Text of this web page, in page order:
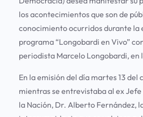
los acontecimientos que son de
conocimiento ocurridos durante la
programa “Longobardi en Vivo”
periodista Marcelo Longobardi, en
En la emisión del día martes 13 del
mientras se entrevistaba al ex
la Nación, Dr. Alberto Fernández,